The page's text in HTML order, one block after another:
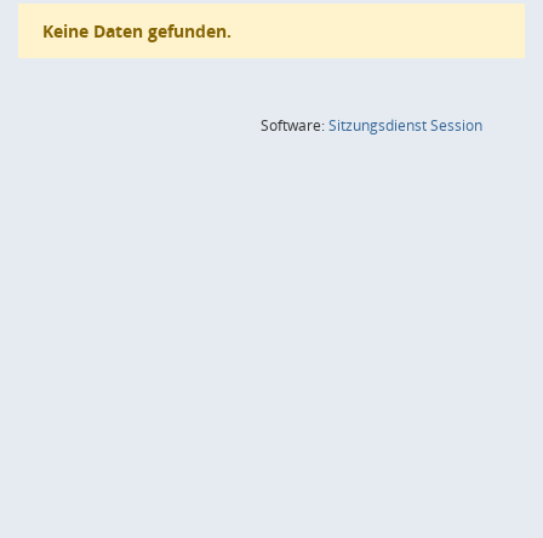
Keine Daten gefunden.
Software:SitzungsdienstSession(Wird in